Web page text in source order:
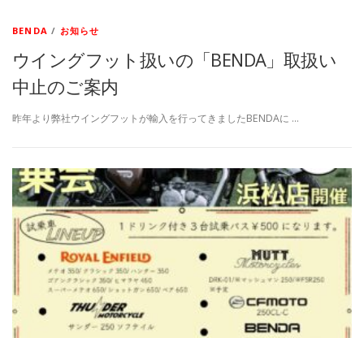
BENDA / お知らせ
ウイングフット扱いの「BENDA」取扱い
中止のご案内
昨年より弊社ウイングフットが輸入を行ってきましたBENDAに …